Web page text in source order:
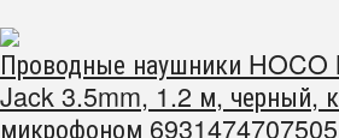
Проводные наушники
Jack 3.5mm, 1.2 м, черный,
микрофоном